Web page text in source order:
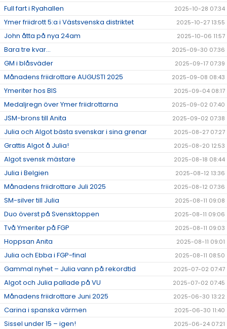
Full fart i Ryahallen 2025-10-28 07:34
Ymer friidrott 5:a i Västsvenska distriktet 2025-10-27 13:55
John åtta på nya 24am 2025-10-06 11:57
Bara tre kvar... 2025-09-30 07:36
GM i blåsväder 2025-09-17 07:39
Månadens friidrottare AUGUSTI 2025 2025-09-08 08:43
Ymeriter hos BIS 2025-09-04 08:17
Medaljregn över Ymer friidrottarna 2025-09-02 07:40
JSM-brons till Anita 2025-09-02 07:38
Julia och Algot bästa svenskar i sina grenar 2025-08-27 07:27
Grattis Algot å Julia! 2025-08-20 12:53
Algot svensk mästare 2025-08-18 08:44
Julia i Belgien 2025-08-12 13:36
Månadens friidrottare Juli 2025 2025-08-12 07:36
SM-silver till Julia 2025-08-11 09:08
Duo överst på Svensktoppen 2025-08-11 09:06
Två Ymeriter på FGP 2025-08-11 09:03
Hoppsan Anita 2025-08-11 09:01
Julia och Ebba i FGP-final 2025-08-11 08:50
Gammal nyhet – Julia vann på rekordtid 2025-07-02 07:47
Algot och Julia pallade på VU 2025-07-02 07:45
Månadens friidrottare Juni 2025 2025-06-30 13:22
Carina i spanska värmen 2025-06-30 11:40
Sissel under 15 – igen! 2025-06-24 07:21